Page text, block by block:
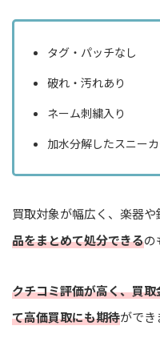
タグ・パッチなし
破れ・汚れあり
ネーム刺繍入り
加水分解したスニー
買取対象が幅広く、楽器
品をまとめて処分できるの
クチコミ評価が高く、買
て高価買取にも期待ができ